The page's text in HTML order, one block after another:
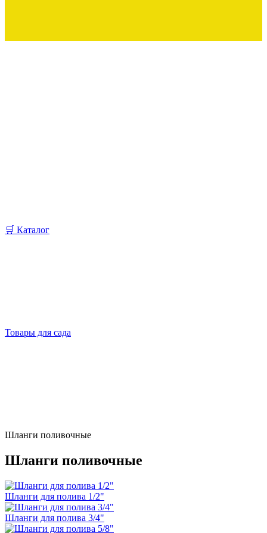
🛒 Каталог
Товары для сада
Шланги поливочные
Шланги поливочные
Шланги для полива 1/2"
Шланги для полива 3/4"